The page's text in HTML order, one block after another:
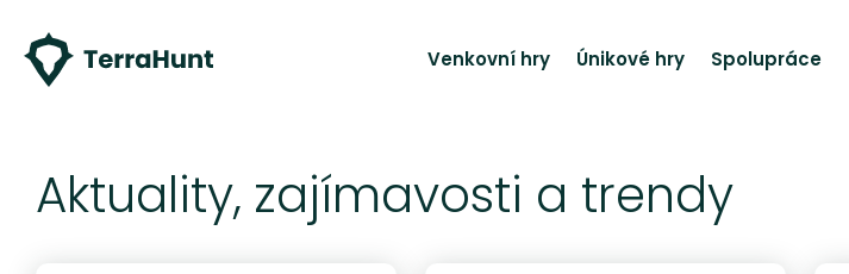
Venkovní hry Únikové hry Spolupráce
Aktuality, zajímavosti a trendy